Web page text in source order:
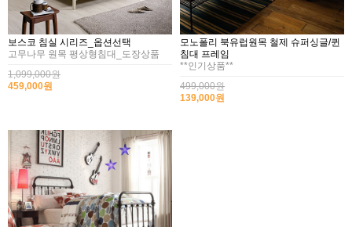
보스코 침실 시리즈_옵션선택
고무나무 원목 평상형침대_도장상품
1,099,000원
459,000원
모노폴리 북유럽원목 철제 슈퍼싱글/퀸
침대 프레임
**인기상품**
499,000원
139,000원